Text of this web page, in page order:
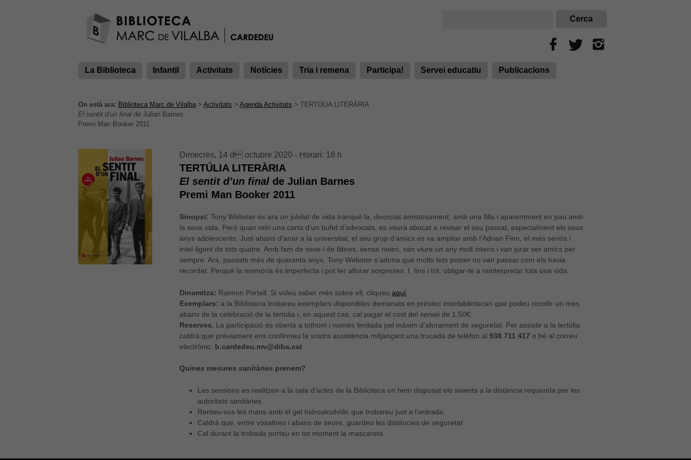
La Biblioteca Infantil Activitats Notícies Tria i remena Participa! Servei educatiu Publicacions
On està ara: Biblioteca Marc de Vilalba > Activitats > Agenda Activitats > TERTÚLIA LITERÀRIA
El sentit d’un final de Julian Barnes
Premi Man Booker 2011
Dimecres, 14 d octubre 2020 - Horari: 18 h
TERTÚLIA LITERÀRIA
El sentit d’un final de Julian Barnes
Premi Man Booker 2011
Sinopsi: Tony Webster és ara un jubilat de vida tranquil·la, divorciat amistosament, amb una filla i aparentment en pau amb
la seva vida. Però quan rebi una carta d’un bufet d’advocats, es veurà abocat a revisar el seu passat, especialment els seus
anys adolescents. Just abans d’anar a la universitat, el seu grup d’amics es va ampliar amb l’Adrian Finn, el més seriós i
intel·ligent de tots quatre. Amb fam de sexe i de llibres, sense noies, van viure un any molt intens i van jurar ser amics per
sempre. Ara, passats més de quaranta anys, Tony Webster s’adona que molts fets potser no van passar com els havia
recordat. Perquè la memòria és imperfecta i pot fer aflorar sorpreses. I, fins i tot, obligar-te a reinterpretar tota una vida.
Dinamitza: Raimon Portell. Si voleu saber més sobre ell, cliqueuaquí
Exemplars: a la Biblioteca trobareu exemplars disponibles demanats en préstec interbibliotecari que podeu recollir un mes
abans de la celebració de la tertúlia i, en aquest cas, cal pagar el cost del servei de 1,50€.
Reserves. La participació és oberta a tothom i només limitada pel màxim d’aforament de seguretat. Per assistir a la tertúlia
caldrà que prèviament ens confirmeu la vostra assistència mitjançant una trucada de telèfon al938 711 417 o bé al correu
electrònic: b.cardedeu.mv@diba.cat
Quines mesures sanitàries prenem?
Les sessions es realitzen a la sala d’actes de la Biblioteca on hem disposat els seients a la distància requerida per les
autoritats sanitàries.
Renteu-vos les mans amb el gel hidroalcohòlic que trobareu just a l’entrada.
Caldrà que, entre vosaltres i abans de seure, guardeu les distàncies de seguretat
Cal durant la trobada porteu en tot moment la mascareta.